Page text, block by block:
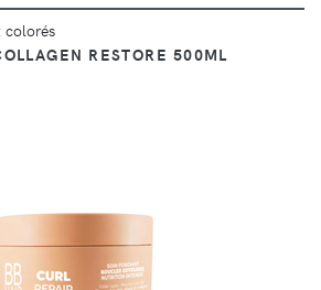
colorés
RESTORE 500ML
DÉTAILS